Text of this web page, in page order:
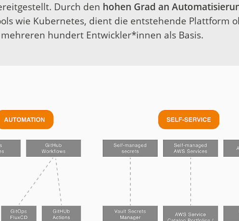
Durch den hohen Grad an
wie Kubernetes, dient die entstehende Plattform
hundert Entwickler*innen als Basis.